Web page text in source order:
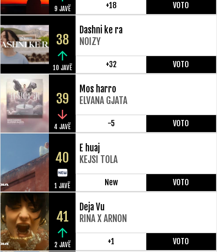
9 JAVË +18 VOTO
38
10 JAVË
Dashni ke ra
NOIZY
+32 VOTO
39
4 JAVË
Mos harro
ELVANA GJATA
-5 VOTO
40
1 JAVË
E huaj
KEJSI TOLA
New VOTO
41
2 JAVË
Deja Vu
RINA X ARNON
+1 VOTO